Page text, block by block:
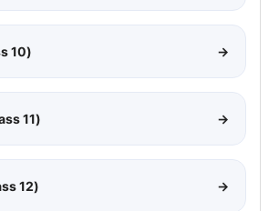
10) →
11) →
12) →